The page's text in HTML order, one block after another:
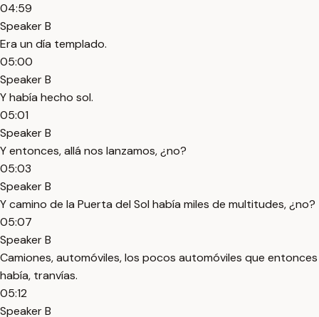
04:59
Speaker B
Era un día templado.
05:00
Speaker B
Y había hecho sol.
05:01
Speaker B
Y entonces, allá nos lanzamos, ¿no?
05:03
Speaker B
Y camino de la Puerta del Sol había miles de multitudes, ¿no?
05:07
Speaker B
Camiones, automóviles, los pocos automóviles que entonces
había, tranvías.
05:12
Speaker B